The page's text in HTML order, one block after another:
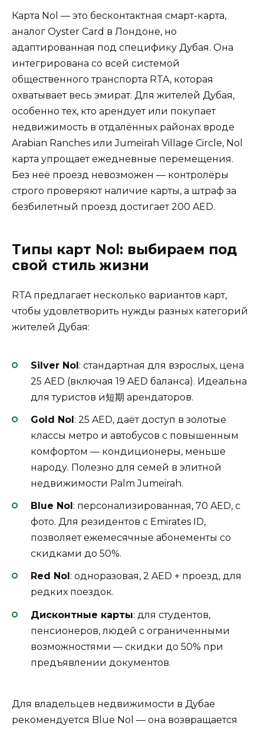
Карта Nol — это бесконтактная смарт-карта,
аналог Oyster Card в Лондоне, но
адаптированная под специфику Дубая. Она
интегрирована со всей системой
общественного транспорта RTA, которая
охватывает весь эмират. Для жителей Дубая,
особенно тех, кто арендует или покупает
недвижимость в отдалённых районах вроде
Arabian Ranches или Jumeirah Village Circle, Nol
карта упрощает ежедневные перемещения.
Без неё проезд невозможен — контролёры
строго проверяют наличие карты, а штраф за
безбилетный проезд достигает 200 AED.
Типы карт Nol: выбираем под
свой стиль жизни
RTA предлагает несколько вариантов карт,
чтобы удовлетворить нужды разных категорий
жителей Дубая:
Silver Nol: стандартная для взрослых, цена
25 AED (включая 19 AED баланса). Идеальна
для туристов и短期 арендаторов.
Gold Nol: 25 AED, даёт доступ в золотые
классы метро и автобусов с повышенным
комфортом — кондиционеры, меньше
народу. Полезно для семей в элитной
недвижимости Palm Jumeirah.
Blue Nol : персонализированная, 70 AED, с
фото. Для резидентов с Emirates ID,
позволяет ежемесячные абонементы со
скидками до 50%.
Red Nol : одноразовая, 2 AED + проезд, для
редких поездок.
Дисконтные карты: для студентов,
пенсионеров, людей с ограниченными
возможностями — скидки до 50% при
предъявлении документов.
Для владельцев недвижимости в Дубае
рекомендуется Blue Nol — она возвращается